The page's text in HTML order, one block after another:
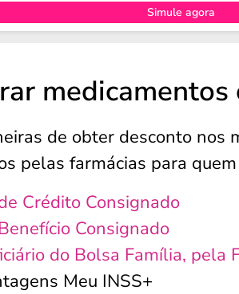
Simule agora
medicamentos
de obter desconto nos
pelas farmácias para
Crédito Consignado
Consignado
do Bolsa Família, pela
Meu INSS+